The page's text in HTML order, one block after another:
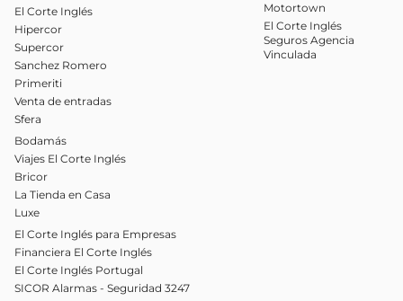
El Corte Inglés
Hipercor
Supercor
Sanchez Romero
Primeriti
Venta de entradas
Sfera
Bodamás
Viajes El Corte Inglés
Bricor
La Tienda en Casa
Luxe
El Corte Inglés para Empresas
Financiera El Corte Inglés
El Corte Inglés Portugal
SICOR Alarmas - Seguridad 3247
Motortown
El Corte Inglés
Seguros Agencia
Vinculada